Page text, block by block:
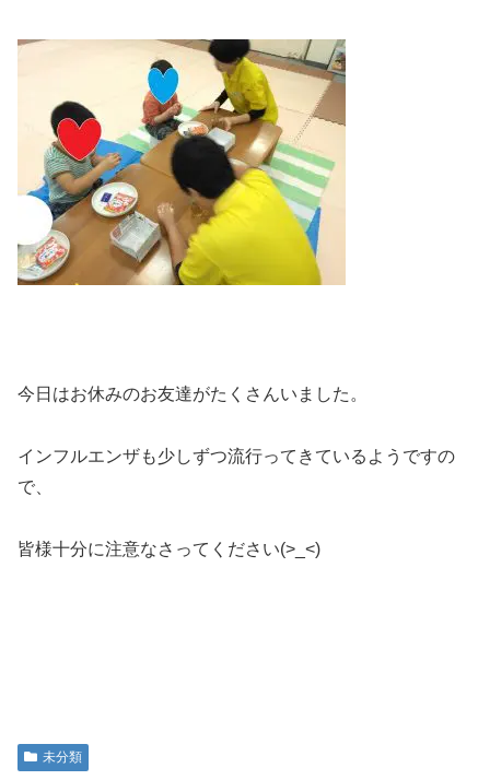
今日はお休みのお友達がたくさんいました。
インフルエンザも少しずつ流行ってきているようですの
で、
皆様十分に注意なさってください(>_<)
未分類